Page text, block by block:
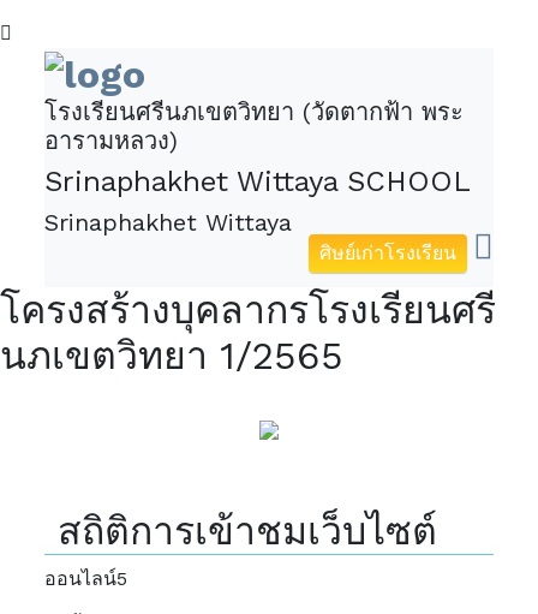
โรงเรียนศรีนภเขตวิทยา (วัดตากฟ้า พระ
อารามหลวง)
Srinaphakhet Wittaya SCHOOL
Srinaphakhet Wittaya
ศิษย์เก่าโรงเรียน
โครงสร้างบุคลากรโรงเรียนศรี
นภเขตวิทยา 1/2565
สถิติการเข้าชมเว็บไซต์
ออนไลน์5